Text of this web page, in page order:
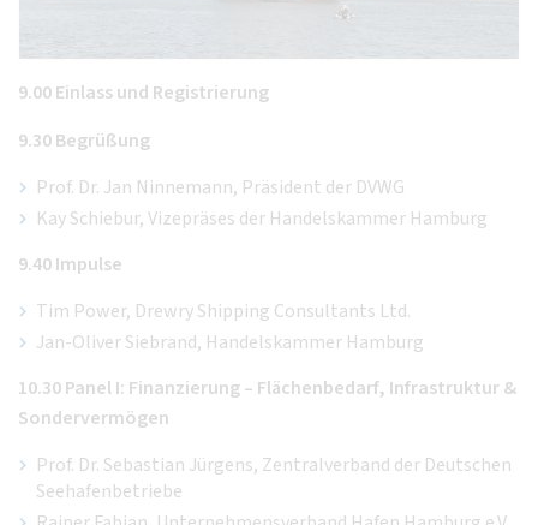
9.00 Einlass und Registrierung
9.30 Begrüßung
Prof. Dr. Jan Ninnemann, Präsident der DVWG
Kay Schiebur, Vizepräses der Handelskammer Hamburg
9.40 Impulse
Tim Power, Drewry Shipping Consultants Ltd.
Jan-Oliver Siebrand, Handelskammer Hamburg
10.30 Panel I: Finanzierung – Flächenbedarf, Infrastruktur &
Sondervermögen
Prof. Dr. Sebastian Jürgens, Zentralverband der Deutschen
Seehafenbetriebe